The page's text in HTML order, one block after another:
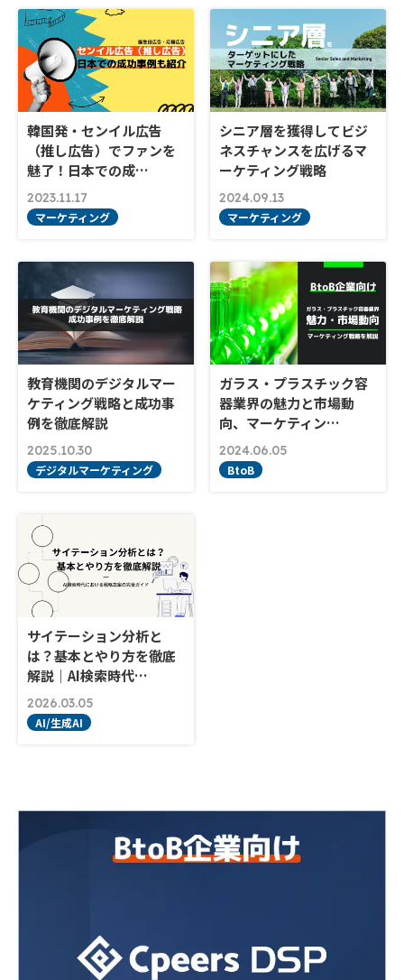
韓国発・センイル広告
（推し広告）でファンを
魅了！日本での成…
2023.11.17
マーケティング
シニア層を獲得してビジ
ネスチャンスを広げるマ
ーケティング戦略
2024.09.13
マーケティング
教育機関のデジタルマー
ケティング戦略と成功事
例を徹底解説
2025.10.30
デジタルマーケティング
ガラス・プラスチック容
器業界の魅力と市場動
向、マーケティン…
2024.06.05
BtoB
サイテーション分析と
は？基本とやり方を徹底
解説｜AI検索時代…
2026.03.05
AI/生成AI